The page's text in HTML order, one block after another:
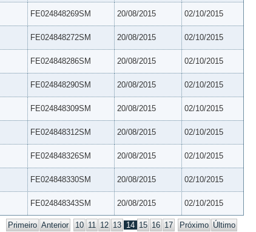
FE024848269SM 20/08/2015 02/10/2015
FE024848272SM 20/08/2015 02/10/2015
FE024848286SM 20/08/2015 02/10/2015
FE024848290SM 20/08/2015 02/10/2015
FE024848309SM 20/08/2015 02/10/2015
FE024848312SM 20/08/2015 02/10/2015
FE024848326SM 20/08/2015 02/10/2015
FE024848330SM 20/08/2015 02/10/2015
FE024848343SM 20/08/2015 02/10/2015
Primeiro Anterior 10 11 12 13 14 15 16 17 Próximo Último